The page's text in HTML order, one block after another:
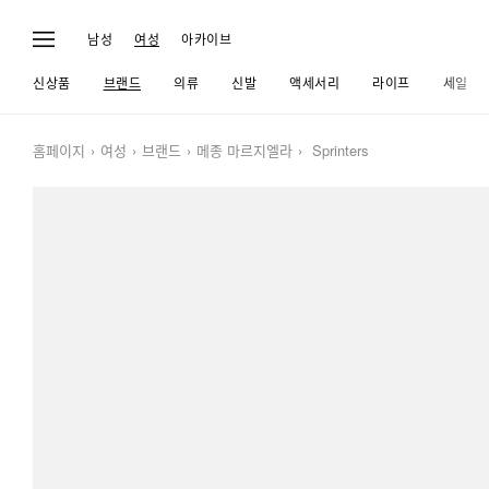
남성 여성 아카이브
신상품 브랜드 의류 신발 액세서리 라이프 세일
홈페이지 여성 브랜드 메종 마르지엘라 Sprinters